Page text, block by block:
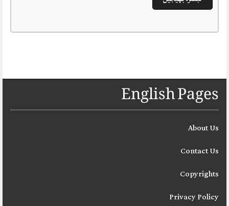
English Pages
About Us
Contact Us
Copyrights
Privacy Policy